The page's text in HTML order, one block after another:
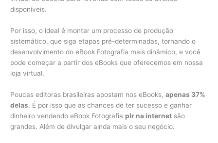
disponíveis.
Por isso, o ideal é montar um processo de produção
sistemático, que siga etapas pré-determinadas, tornando o
desenvolvimento do eBook Fotografia mais dinâmico, e você
pode começar a partir dos eBooks que oferecemos em nossa
loja virtual.
Poucas editoras brasileiras apostam nos eBooks,apenas 37%
delas. É por isso que as chances de ter sucesso e ganhar
dinheiro vendendo eBook Fotografia plr na internet são
grandes. Além de divulgar ainda mais o seu negócio.